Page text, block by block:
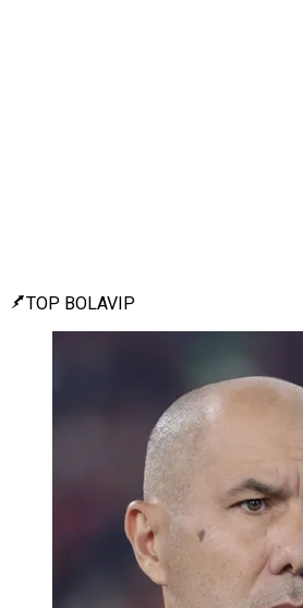
TOP BOLAVIP